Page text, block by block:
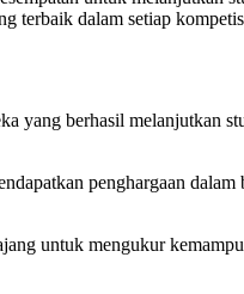
terbaik dalam setiap
yang berhasil melanjutkan
penghargaan dalam
untuk mengukur